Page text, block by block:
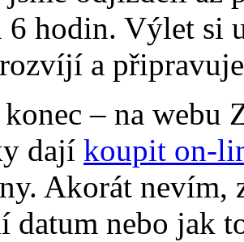
6 hodin. Výlet si
a
– na webu
dají koupit on-
Akorát nevím,
datum nebo jak